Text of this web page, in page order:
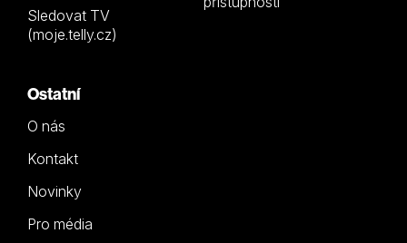
Sledovat TV
(moje.telly.cz)
Ostatní
O nás
Kontakt
Novinky
Pro média